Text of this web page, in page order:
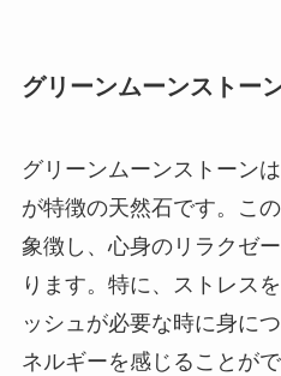
グリーンムーンストー
グリーンムーンストーン
が特徴の天然石です。こ
象徴し、心身のリラクゼ
ります。特に、ストレス
ッシュが必要な時に身に
ネルギーを感じることが